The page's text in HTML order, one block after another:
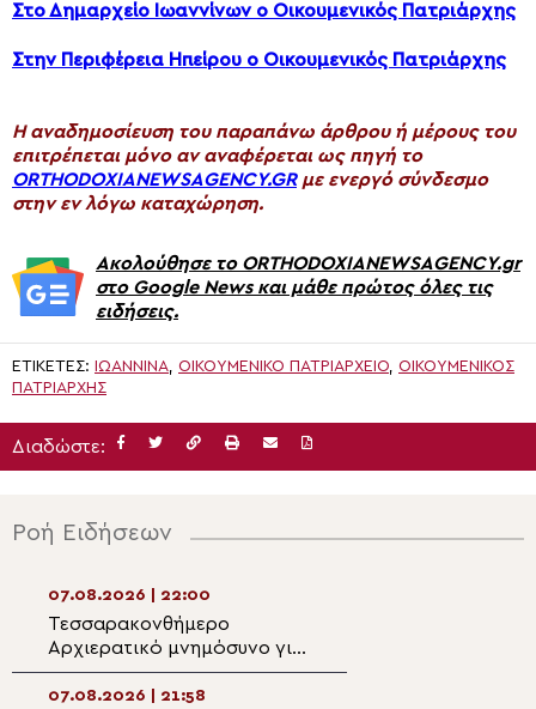
Στο Δημαρχείο Ιωαννίνων ο Οικουμενικός Πατριάρχης
Στην Περιφέρεια Ηπείρου ο Οικουμενικός Πατριάρχης
H αναδημοσίευση του παραπάνω άρθρου ή μέρους του
επιτρέπεται μόνο αν αναφέρεται ως πηγή το
ORTHODOXIANEWSAGENCY.GRμε ενεργό σύνδεσμο
στην εν λόγω καταχώρηση.
Ακολούθησε το ORTHODOXIANEWSAGENCY.gr
στο Google News και μάθε πρώτος όλες τις
ειδήσεις.
ΕΤΙΚΈΤΕΣ: ΙΩΆΝΝΙΝΑ, ΟΙΚΟΥΜΕΝΙΚΟ ΠΑΤΡΙΑΡΧΕΙΟ, ΟΙΚΟΥΜΕΝΙΚΟΣ
ΠΑΤΡΙΑΡΧΗΣ
Διαδώστε:
Ροή Ειδήσεων
07.08.2026 | 22:00
Τεσσαρακονθήμερο
Αρχιερατικό μνημόσυνο για
τον π. Δημήτριο Μαρτσούκο
στον Άγιο Ιωάννη Απιδέας
07.08.2026 | 21:58